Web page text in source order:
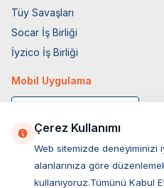
Tüy Savaşları
Socar İş Birliği
İyzico İş Birliği
Mobil Uygulama
Çerez Kullanımı
Web sitemizde deneyiminizi
alanlarınıza göre
kullanıyoruz.Tümünü Kabul